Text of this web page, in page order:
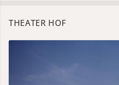
THEATER HOF